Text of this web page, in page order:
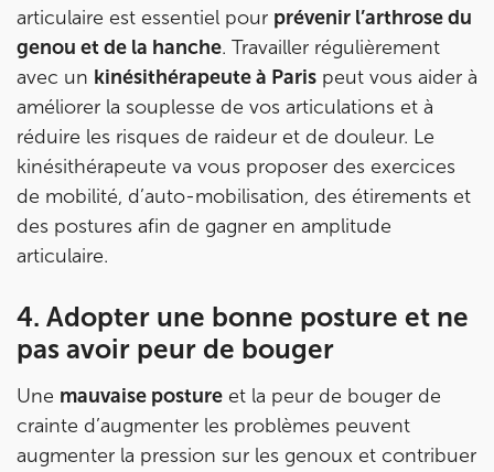
articulaire est essentiel pour prévenir l’arthrose du
genou et de la hanche. Travailler régulièrement
avec un kinésithérapeute à Paris peut vous aider à
améliorer la souplesse de vos articulations et à
réduire les risques de raideur et de douleur. Le
kinésithérapeute va vous proposer des exercices
de mobilité, d’auto-mobilisation, des étirements et
des postures afin de gagner en amplitude
articulaire.
4. Adopter une bonne posture et ne
pas avoir peur de bouger
Une mauvaise posture et la peur de bouger de
crainte d’augmenter les problèmes peuvent
augmenter la pression sur les genoux et contribuer
IK PARIS 17 – VILLIERS
68 Av. de Villiers 75017 Paris
68 Av. de Villiers 75017 Paris
01 44 90 90 40
Prenez RDV sur
Prenez RDV sur
20 Rue de la Pépinière 75008 Paris
20 Rue de la Pépinière 75008 Paris
01 55 06 05 07
Prenez RDV sur
Prenez RDV sur